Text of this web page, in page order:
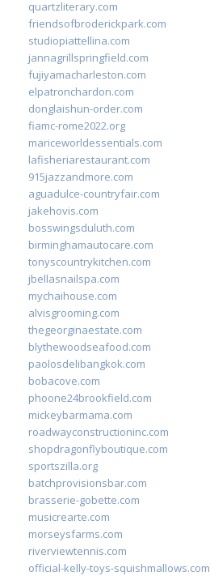
quartzliterary.com
friendsofbroderickpark.com
studiopiattellina.com
jannagrillspringfield.com
fujiyamacharleston.com
elpatronchardon.com
donglaishun-order.com
fiamc-rome2022.org
mariceworldessentials.com
lafisheriarestaurant.com
915jazzandmore.com
aguadulce-countryfair.com
jakehovis.com
bosswingsduluth.com
birminghamautocare.com
tonyscountrykitchen.com
jbellasnailspa.com
mychaihouse.com
alvisgrooming.com
thegeorginaestate.com
blythewoodseafood.com
paolosdelibangkok.com
bobacove.com
phoone24brookfield.com
mickeybarmama.com
roadwayconstructioninc.com
shopdragonflyboutique.com
sportszilla.org
batchprovisionsbar.com
brasserie-gobette.com
musicrearte.com
morseysfarms.com
riverviewtennis.com
official-kelly-toys-squishmallows.com